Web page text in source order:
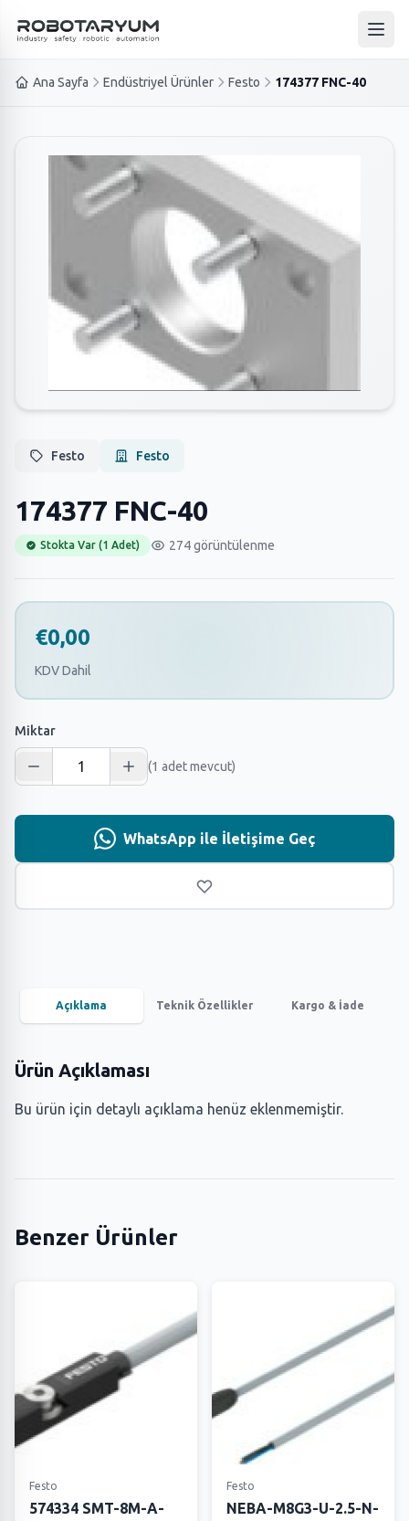
Ana içeriğe geç
Ana
Ana Sayfa Endüstriyel Ürünler Festo 174377 FNC-40
Festo Festo
174377 FNC-40
Stokta Var (1 Adet) 274 görüntülenme
€0,00
KDV Dahil
Miktar
(1 adet mevcut)
WhatsApp ile İletişime Geç
Açıklama Teknik Özellikler Kargo & İade
Ürün Açıklaması
Bu ürün için detaylı açıklama henüz eklenmemiştir.
Benzer Ürünler
Festo
574334 SMT-8M-A-
Festo
NEBA-M8G3-U-2.5-N-